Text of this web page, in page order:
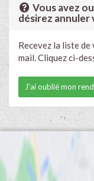
Vous avez
désirez
Recevez la liste
mail. Cliquez ci-
J'ai oublié mon